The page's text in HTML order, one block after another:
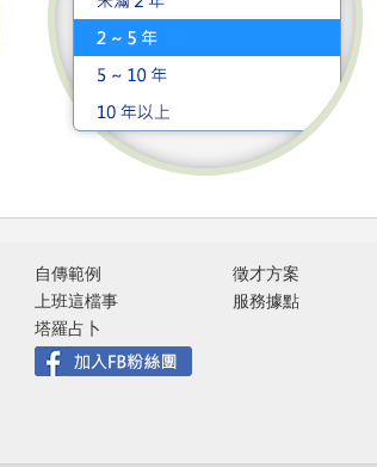
自傳範例
上班這檔事
塔羅占卜
徵才方案
服務據點